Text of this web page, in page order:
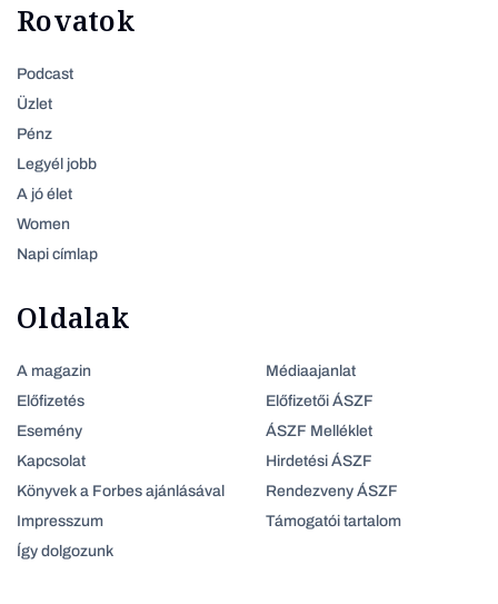
Rovatok
Podcast
Üzlet
Pénz
Legyél jobb
A jó élet
Women
Napi címlap
Oldalak
A magazin
Előfizetés
Esemény
Kapcsolat
Könyvek a Forbes ajánlásával
Impresszum
Így dolgozunk
Médiaajanlat
Előfizetői ÁSZF
ÁSZF Melléklet
Hirdetési ÁSZF
Rendezveny ÁSZF
Támogatói tartalom